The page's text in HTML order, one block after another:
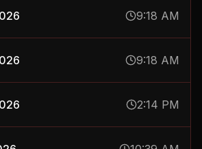
9:18 AM
9:18 AM
2:14 PM